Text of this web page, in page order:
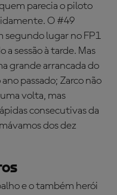
parecia o piloto
O #49
segundo lugar no FP1
a sessão à tarde. Mas
grande arrancada do
passado; Zarco não
volta, mas
consecutivas da
dos dez
e o também herói